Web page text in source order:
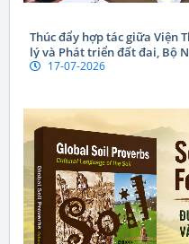
Thúc đẩy hợp tác giữa Viện Thổ
lý và Phát triển đất đai, Bộ
CHDCND Lào
17-07-2026